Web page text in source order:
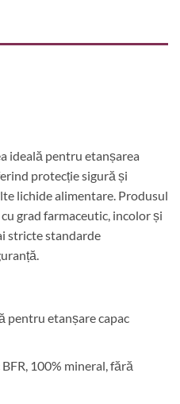
ideală pentru etanșarea
protecție sigură și
lichide alimentare. Produsul
grad farmaceutic, incolor și
stricte standarde
pentru etanșare capac
100% mineral, fără